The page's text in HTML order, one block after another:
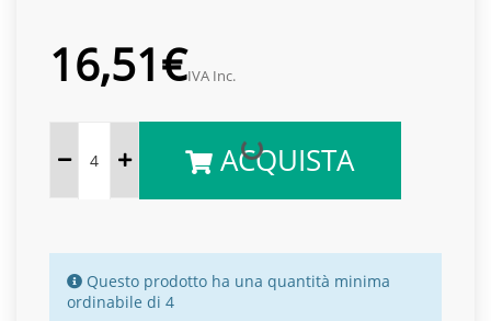
16,51€IVA Inc.
ACQUISTA
Questo prodotto ha una quantità minima
ordinabile di 4